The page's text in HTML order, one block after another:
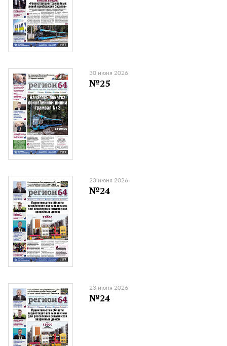
30 июня 2026
№25
23 июня 2026
№24
23 июня 2026
№24